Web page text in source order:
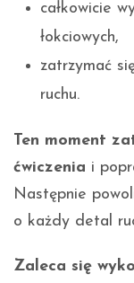
całkowicie
łokciowych,
zatrzymać
ruchu.
Ten moment
ćwiczenia i
Następnie
o każdy detal
Zaleca się